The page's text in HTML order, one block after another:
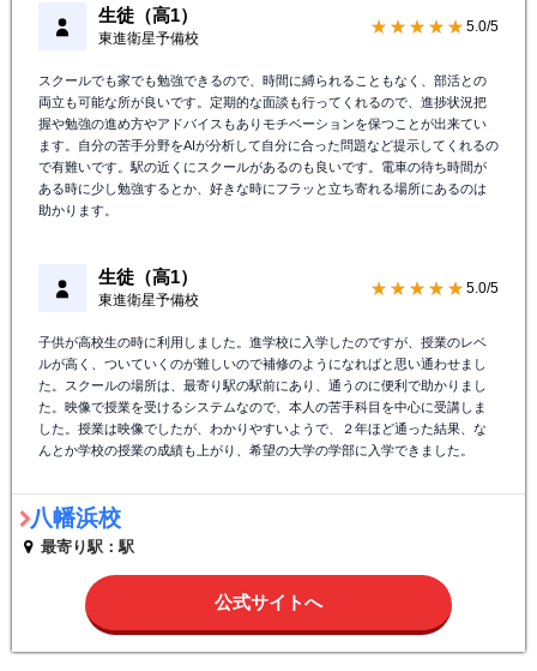
生徒（高1）
東進衛星予備校
★★★★★ 5.0/5
スクールでも家でも勉強できるので、時間に縛られることもなく、部活との
両立も可能な所が良いです。定期的な面談も行ってくれるので、進捗状況把
握や勉強の進め方やアドバイスもありモチベーションを保つことが出来てい
ます。自分の苦手分野をAIが分析して自分に合った問題など提示してくれるの
で有難いです。駅の近くにスクールがあるのも良いです。電車の待ち時間が
ある時に少し勉強するとか、好きな時にフラッと立ち寄れる場所にあるのは
助かります。
生徒（高1）
東進衛星予備校
★★★★★ 5.0/5
子供が高校生の時に利用しました。進学校に入学したのですが、授業のレベ
ルが高く、ついていくのが難しいので補修のようになればと思い通わせまし
た。スクールの場所は、最寄り駅の駅前にあり、通うのに便利で助かりまし
た。映像で授業を受けるシステムなので、本人の苦手科目を中心に受講しま
した。授業は映像でしたが、わかりやすいようで、２年ほど通った結果、な
んとか学校の授業の成績も上がり、希望の大学の学部に入学できました。
八幡浜校
最寄り駅：駅
公式サイトへ